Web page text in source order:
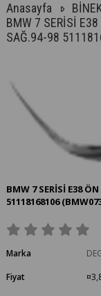
Anasayfa
BMW 7 SERİSİ E38
SAĞ.94-98
BMW 7 SERİSİ E38
51118168106
Marka
Fiyat